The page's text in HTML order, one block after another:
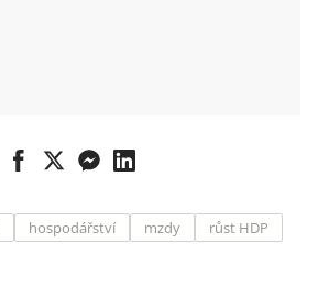
hospodářství mzdy
růst HDP